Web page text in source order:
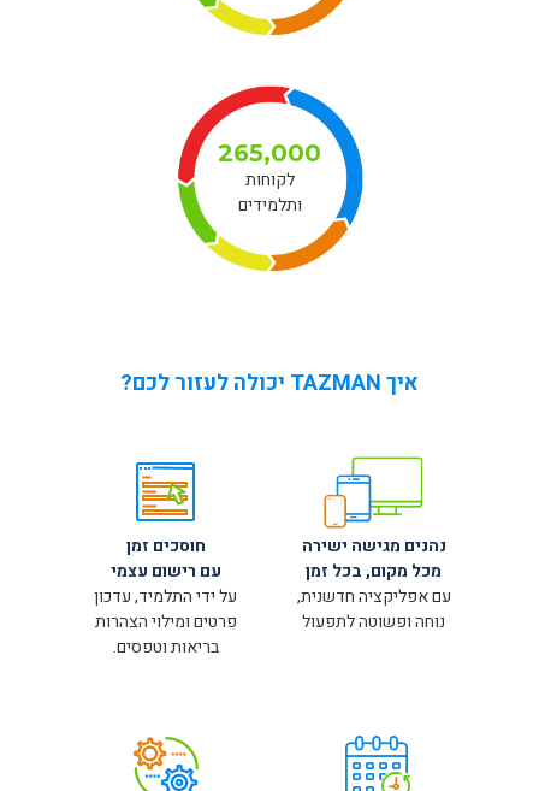
265,000
לקוחות
ותלמידים
איך TAZMAN יכולה לעזור לכם?
נהנים מגישה ישירה
מכל מקום, בכל זמן
עם אפליקציה חדשנית,
נוחה ופשוטה לתפעול
חוסכים זמן
עם רישום עצמי
על ידי התלמיד, עדכון
פרטים ומילוי הצהרות
בריאות וטפסים.